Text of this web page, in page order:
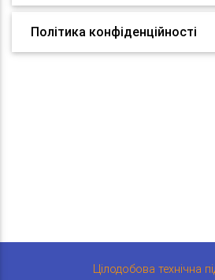
Політика конфіденційності
Цілодобова технічна